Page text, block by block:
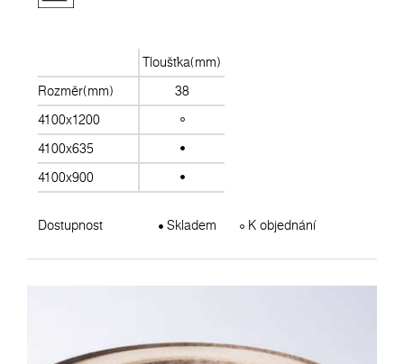
Tloušťka(mm)
Rozměr(mm)
38
4100x1200
4100x635
4100x900
Dostupnost Skladem K objednání